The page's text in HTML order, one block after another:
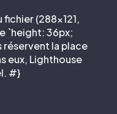
(288×121,
`height: 36px;
la place
eux, Lighthouse
#}